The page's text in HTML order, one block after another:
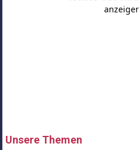
Unsere Themen